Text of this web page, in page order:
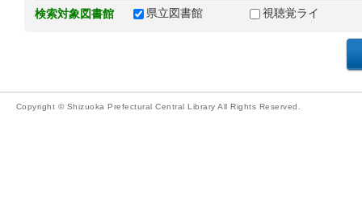
検索対象図書館 県立図書館 視聴覚ライ
Copyright © Shizuoka Prefectural Central Library All Rights Reserved.